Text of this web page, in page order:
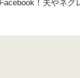
Facebook！夫やネグ